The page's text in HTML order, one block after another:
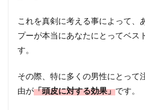
これを真剣に考える事によって、
プーが本当にあなたにとってベス
す。
その際、特に多くの男性にとって
由が「頭皮に対する効果」です。